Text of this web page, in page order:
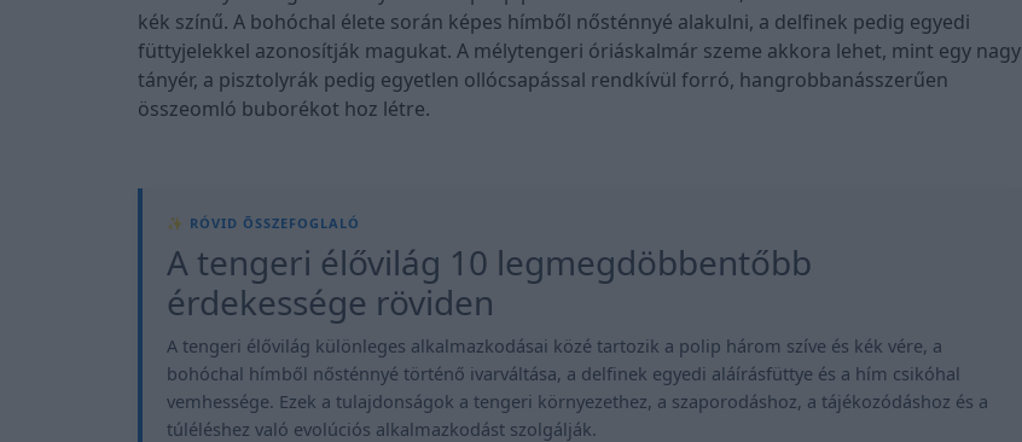
kék színű. A bohóchal élete során képes hímből nősténnyé alakulni, a delfinek pedig egyedi
füttyjelekkel azonosítják magukat. A mélytengeri óriáskalmár szeme akkora lehet, mint egy nagy
tányér, a pisztolyrák pedig egyetlen ollócsapással rendkívül forró, hangrobbanásszerűen
összeomló buborékot hoz létre.
A tengeri élővilág 10 legmegdöbbentőbb
érdekessége röviden
A tengeri élővilág különleges alkalmazkodásai közé tartozik a polip három szíve és kék vére, a
bohóchal hímből nősténnyé történő ivarváltása, a delfinek egyedi aláírásfüttye és a hím csikóhal
vemhessége. Ezek a tulajdonságok a tengeri környezethez, a szaporodáshoz, a tájékozódáshoz és a
túléléshez való evolúciós alkalmazkodást szolgálják.